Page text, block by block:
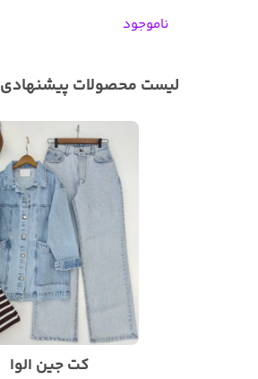
ناموجود
لیست محصولات پیشنهادی
کت جین الوا